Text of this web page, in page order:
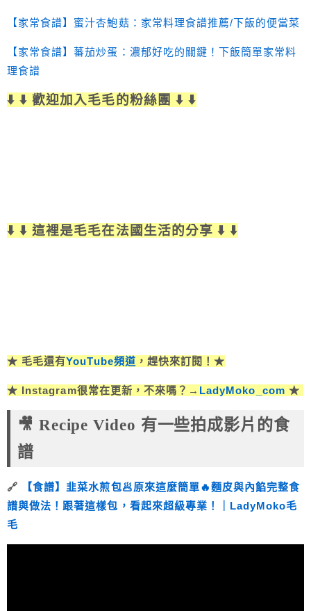
【家常食譜】蜜汁杏鮑菇：家常料理食譜推薦/下飯的便當菜
【家常食譜】蕃茄炒蛋：濃郁好吃的關鍵！下飯簡單家常料
理食譜
⬇️ ⬇️ 歡迎加入毛毛的粉絲團 ⬇️ ⬇️
⬇️ ⬇️ 這裡是毛毛在法國生活的分享 ⬇️ ⬇️
★ 毛毛還有YouTube頻道 ，趕快來訂閱！★
★ Instagram很常在更新，不來嗎？→ LadyMoko_com ★
🎥 Recipe Video 有一些拍成影片的食
譜
🔗
【食譜】韭菜水煎包🥟原來這麼簡單🔥麵皮與內餡完整食
譜與做法！跟著這樣包，看起來超級專業！｜LadyMoko毛
毛